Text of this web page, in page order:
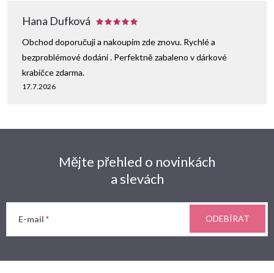
Hana Dufková
17.7.2026
Obchod doporučuji a nakoupím zde znovu. Rychlé a
bezproblémové dodání . Perfektně zabaleno v dárkové
krabičce zdarma.
Mějte přehled o novinkách
a slevách
E-mail ODEBÍRAT